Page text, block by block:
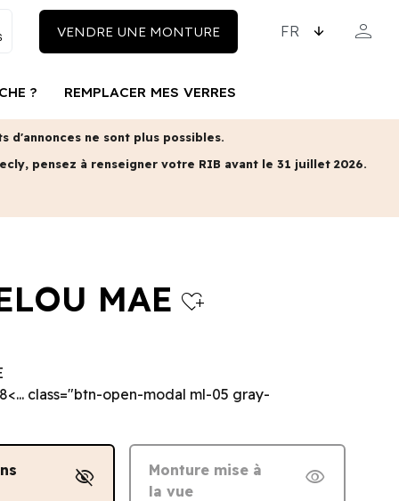
VENDRE UNE MONTURE person
? REMPLACER MES VERRES
d'annonces ne sont plus possibles.
pensez à renseigner votre RIB avant le 31 juillet 2026.
MAE heart_plus
class="btn-open-modal ml-05 gray-
visibility_off
Monture mise à
la vue
visibility